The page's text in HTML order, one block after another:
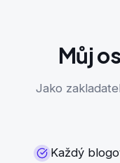
Můj
Jako
Každý